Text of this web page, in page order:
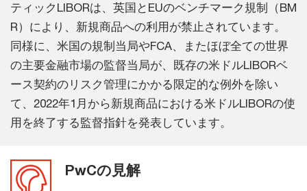
ティックLIBORは、英国とEUのベンチマーク規制（BM
R）により、新規商品への利用が禁止されています。
同様に、米国の規制当局やFCA、またほぼ全ての世界
の主要金融市場の監督当局が、既存の米ドルLIBORベ
ース契約のリスク管理にかかる限定的な例外を除い
て、2022年1月から新規商品における米ドルLIBORの使
用を終了する監督指針を発表しています。
PwCの見解